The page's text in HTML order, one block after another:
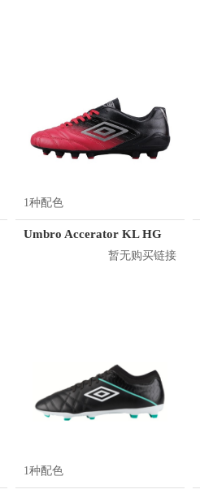
1种配色
Umbro Accerator KL HG
暂无购买链接
1种配色